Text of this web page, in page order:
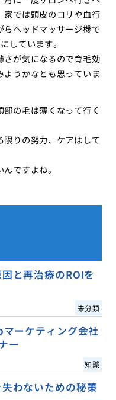
家では頭皮のコリや血行
らヘッドマッサージ機で
しています。
さが気になるので育毛効
うかなとも思っていま
の毛は薄くなって行く
りの努力、ケアはして
ですよね。
と再治療のROIを
未分類
ーケティング会社
ー
知識
わないための秘策